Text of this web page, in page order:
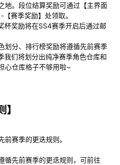
地。段位结算奖励可通过【主界面
赛季奖励】处领取。
杯奖励将在SS4赛季开启后通过邮
划分、排行榜奖励将遵循先前赛季
我们将划分出纯净赛季角色仓库和
心仓库格子不够用啦~
赛季的更迭规则。
循先前赛季的更迭规则，可前往